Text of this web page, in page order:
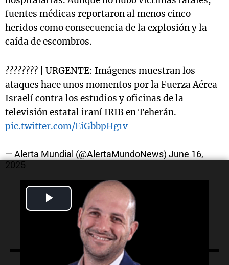
Play
Video
fuentes médicas reportaron al menos cinco
heridos como consecuencia de la explosión y la
caída de escombros.
???????? | URGENTE: Imágenes muestran los
ataques hace unos momentos por la Fuerza Aérea
Israelí contra los estudios y oficinas de la
televisión estatal iraní IRIB en Teherán.
pic.twitter.com/EiGbbpHg1v
— Alerta Mundial (@AlertaMundoNews) June 16,
2025